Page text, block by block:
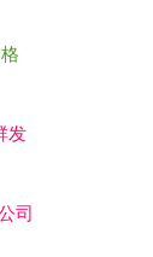
发
司